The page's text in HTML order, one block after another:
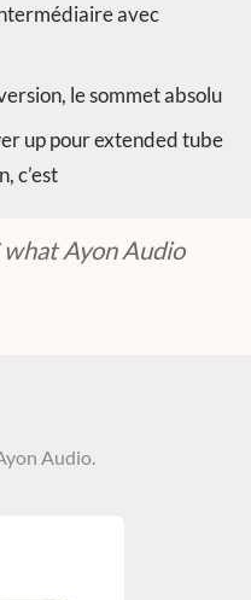
avec
le sommet absolu
up pour extended tube
c’est
Ayon Audio
Audio.